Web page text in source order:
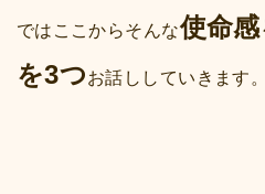
ではここからそんな使命
を3つお話ししていきます。